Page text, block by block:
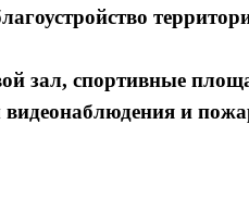
зал, спортивные
видеонаблюдения и